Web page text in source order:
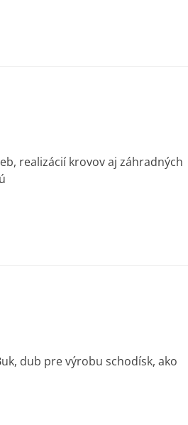
realizácií krovov aj záhradných
dub pre výrobu schodísk, ako